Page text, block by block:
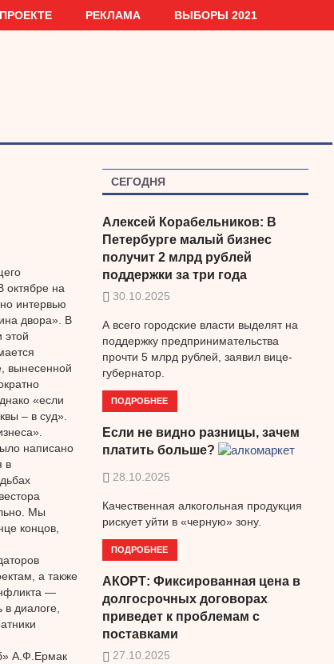
РЕКЛАМА ВЫБОРЫ 2021
октябре на
интервью
двора». В
этой
вынесенной
«если
– в суд».
написано
в
Мы
концов,
а также
—
диалоге,
А.Ф.Ермак
СЕГОДНЯ
Алексей Корабельников: В
Петербурге малый бизнес
получит 2 млрд рублей
поддержки за три года
30.10.2025
А всего городские власти выделят на
поддержку предпринимательства
прочти 5 млрд рублей, заявил вице-
губернатор.
ПОДРОБНЕЕ
Если не видно разницы, зачем
платить больше?
28.10.2025
Качественная алкогольная продукция
рискует уйти в «черную» зону.
ПОДРОБНЕЕ
АКОРТ: Фиксированная цена в
долгосрочных договорах
приведет к проблемам с
поставками
27.10.2025